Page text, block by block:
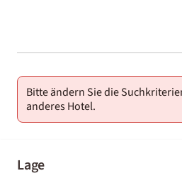
01-02
Bitte ändern Sie die
anderes Hotel.
Lage